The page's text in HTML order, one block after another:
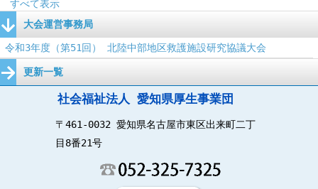
すべて表示
大会運営事務局
令和3年度（第51回） 北陸中部地区救護施設研究協議大会
更新一覧
社会福祉法人 愛知県厚生事業団
〒461-0032 愛知県名古屋市東区出来町二丁
目8番21号